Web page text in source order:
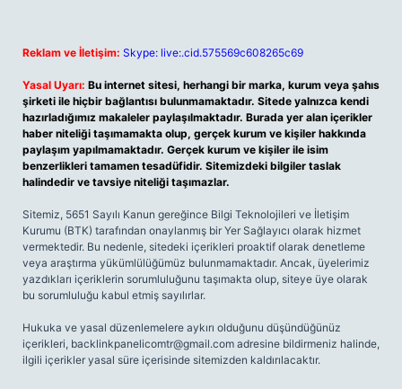
Reklam ve İletişim: Skype: live:.cid.575569c608265c69
Yasal Uyarı: Bu internet sitesi, herhangi bir marka, kurum veya şahıs
şirketi ile hiçbir bağlantısı bulunmamaktadır. Sitede yalnızca kendi
hazırladığımız makaleler paylaşılmaktadır. Burada yer alan içerikler
haber niteliği taşımamakta olup, gerçek kurum ve kişiler hakkında
paylaşım yapılmamaktadır. Gerçek kurum ve kişiler ile isim
benzerlikleri tamamen tesadüfidir. Sitemizdeki bilgiler taslak
halindedir ve tavsiye niteliği taşımazlar.
Sitemiz, 5651 Sayılı Kanun gereğince Bilgi Teknolojileri ve İletişim
Kurumu (BTK) tarafından onaylanmış bir Yer Sağlayıcı olarak hizmet
vermektedir. Bu nedenle, sitedeki içerikleri proaktif olarak denetleme
veya araştırma yükümlülüğümüz bulunmamaktadır. Ancak, üyelerimiz
yazdıkları içeriklerin sorumluluğunu taşımakta olup, siteye üye olarak
bu sorumluluğu kabul etmiş sayılırlar.
Hukuka ve yasal düzenlemelere aykırı olduğunu düşündüğünüz
içerikleri, backlinkpanelicomtr@gmail.com adresine bildirmeniz halinde,
ilgili içerikler yasal süre içerisinde sitemizden kaldırılacaktır.